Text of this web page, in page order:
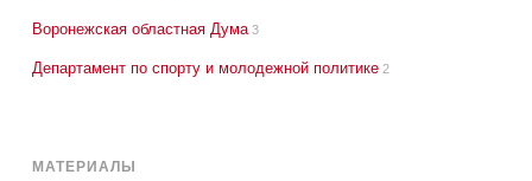
Воронежская областная Дума 3
Департамент по спорту и молодежной политике 2
МАТЕРИАЛЫ